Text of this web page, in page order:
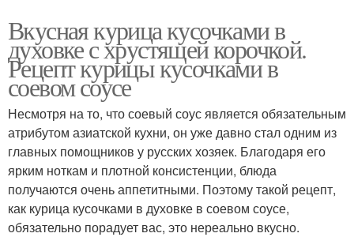
Вкусная курица кусочками в
духовке с хрустящей корочкой.
Рецепт курицы кусочками в
соевом соусе
Несмотря на то, что соевый соус является обязательным
атрибутом азиатской кухни, он уже давно стал одним из
главных помощников у русских хозяек. Благодаря его
ярким ноткам и плотной консистенции, блюда
получаются очень аппетитными. Поэтому такой рецепт,
как курица кусочками в духовке в соевом соусе,
обязательно порадует вас, это нереально вкусно.